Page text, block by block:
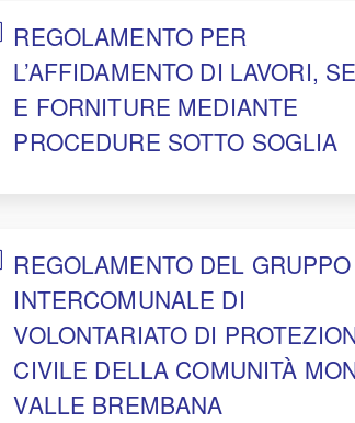
REGOLAMENTO PER
L’AFFIDAMENTO DI LAVORI,
E FORNITURE MEDIANTE
PROCEDURE SOTTO SOGLIA
REGOLAMENTO DEL GRUPPO
INTERCOMUNALE DI
VOLONTARIATO DI
CIVILE DELLA COMUNITÀ
VALLE BREMBANA